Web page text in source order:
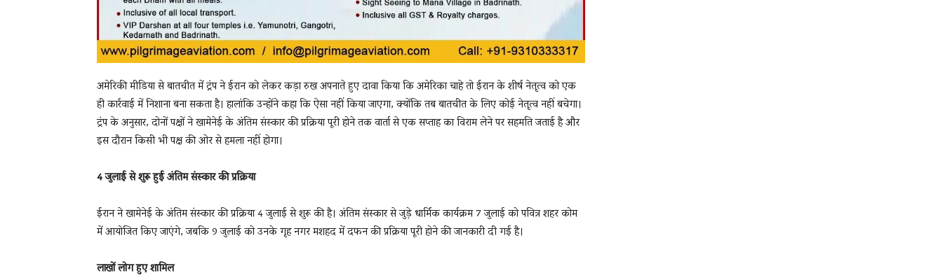
अमेरिकी मीडिया से बातचीत में ट्रंप ने ईरान को लेकर कड़ा रुख अपनाते हुए दावा किया कि अमेरिका चाहे तो ईरान के शीर्ष नेतृत्व को एक
ही कार्रवाई में निशाना बना सकता है। हालांकि उन्होंने कहा कि ऐसा नहीं किया जाएगा, क्योंकि तब बातचीत के लिए कोई नेतृत्व नहीं बचेगा।
ट्रंप के अनुसार, दोनों पक्षों ने खामेनेई के अंतिम संस्कार की प्रक्रिया पूरी होने तक वार्ता से एक सप्ताह का विराम लेने पर सहमति जताई है और
इस दौरान किसी भी पक्ष की ओर से हमला नहीं होगा।
4 जुलाई से शुरू हुई अंतिम संस्कार की प्रक्रिया
ईरान ने खामेनेई के अंतिम संस्कार की प्रक्रिया 4 जुलाई से शुरू की है। अंतिम संस्कार से जुड़े धार्मिक कार्यक्रम 7 जुलाई को पवित्र शहर कोम
में आयोजित किए जाएंगे, जबकि 9 जुलाई को उनके गृह नगर मशहद में दफन की प्रक्रिया पूरी होने की जानकारी दी गई है।
लाखों लोग हुए शामिल